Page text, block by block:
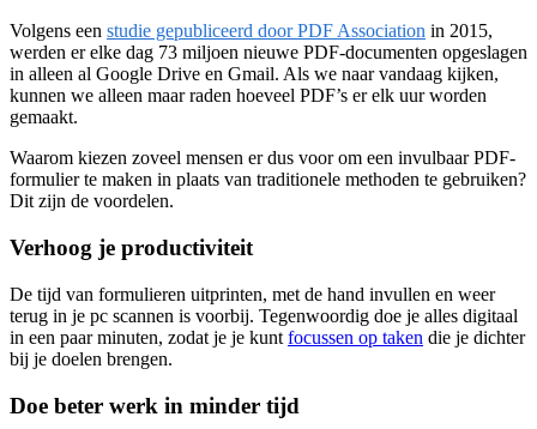
Volgens een studie gepubliceerd door PDF Association in 2015,
werden er elke dag 73 miljoen nieuwe PDF-documenten opgeslagen
in alleen al Google Drive en Gmail. Als we naar vandaag kijken,
kunnen we alleen maar raden hoeveel PDF’s er elk uur worden
gemaakt.
Waarom kiezen zoveel mensen er dus voor om een invulbaar PDF-
formulier te maken in plaats van traditionele methoden te gebruiken?
Dit zijn de voordelen.
Verhoog je productiviteit
De tijd van formulieren uitprinten, met de hand invullen en weer
terug in je pc scannen is voorbij. Tegenwoordig doe je alles digitaal
in een paar minuten, zodat je je kunt focussen op taken die je dichter
bij je doelen brengen.
Doe beter werk in minder tijd